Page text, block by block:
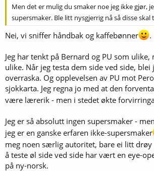
Men det er mulig du smaker noe jeg ikke gjør,
supersmaker. Ble litt nysgjerrig nå så disse skal
Nei, vi sniffer håndbak og kaffebønner .
Jeg har tenkt på Bernard og PU som
ulike. Når jeg testa dem side ved side, blei
overraska. Og opplevelsen av PU mot
sjokkarta. Jeg regna jo med at den
være lærerik - men i stedet økte
Jeg er så absolutt ingen supersmaker -
jeg er en ganske erfaren ikke-supersmaker
meg noen særlig autoritet, bare ei litt
å teste øl side ved side har vært en eye-
på ny-norsk.